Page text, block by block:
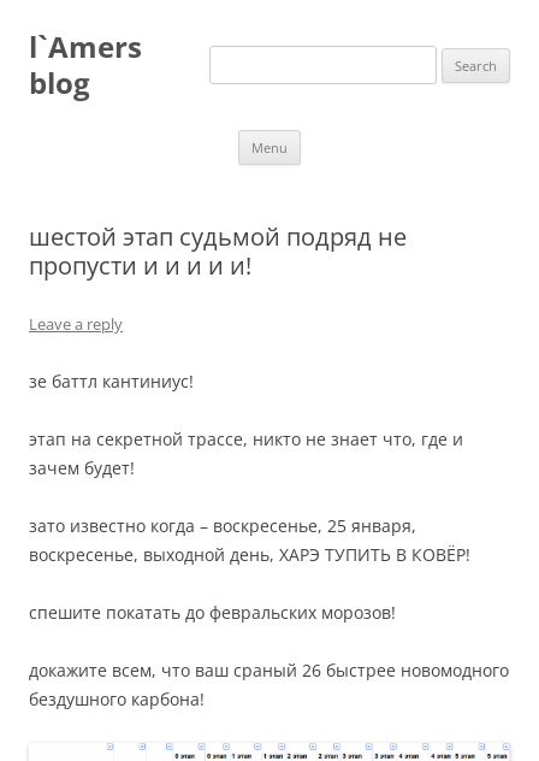
content
l`Amers
blog
Search
Menu
шестой этап судьмой подряд не
пропусти и и и и и!
Leave a reply
зе баттл кантиниус!
этап на секретной трассе, никто не знает что, где и
зачем будет!
зато известно когда – воскресенье, 25 января,
воскресенье, выходной день, ХАРЭ ТУПИТЬ В КОВЁР!
спешите покатать до февральских морозов!
докажите всем, что ваш сраный 26 быстрее новомодного
бездушного карбона!